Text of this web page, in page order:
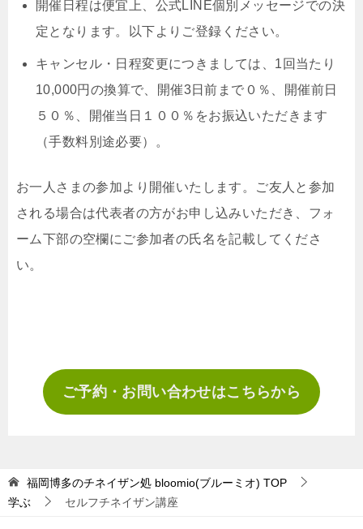
開催日程は便宜上、公式LINE個別メッセージでの決
定となります。以下よりご登録ください。
キャンセル・日程変更につきましては、1回当たり
10,000円の換算で、開催3日前まで０％、開催前日
５０％、開催当日１００％をお振込いただきます
（手数料別途必要）。
お一人さまの参加より開催いたします。ご友人と参加
される場合は代表者の方がお申し込みいただき、フォ
ーム下部の空欄にご参加者の氏名を記載してくださ
い。
ご予約・お問い合わせはこちらから
福岡博多のチネイザン処 bloomio(ブルーミオ) TOP
学ぶ
セルフチネイザン講座